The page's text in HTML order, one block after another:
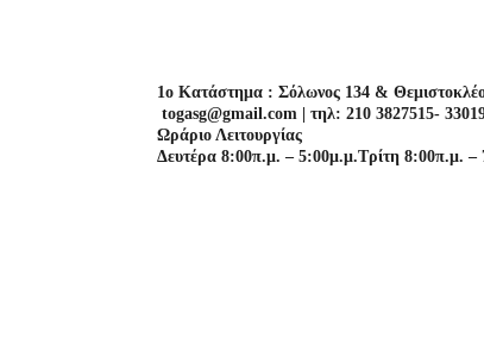
1o Κατάστημα : Σόλωνος 134 &
togasg@gmail.com | τηλ: 210 3827515-
Ωράριο Λειτουργίας
Δευτέρα 8:00π.μ. – 5:00μ.μ.Τρίτη 8:00π.μ. –